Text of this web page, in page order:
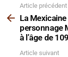
plus
Article précédent
La
personnage
à l’âge de
Article suivant